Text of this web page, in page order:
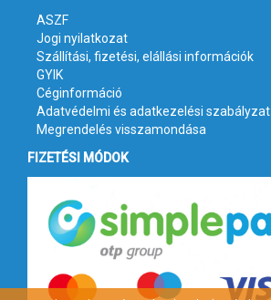
ASZF
Jogi nyilatkozat
Szállítási, fizetési, elállási információk
GYIK
Céginformáció
Adatvédelmi és adatkezelési szabályzat
Megrendelés visszamondása
FIZETÉSI MÓDOK